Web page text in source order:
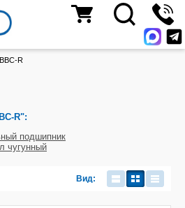
BBC-R
R":
подшипник
чугунный
Вид: